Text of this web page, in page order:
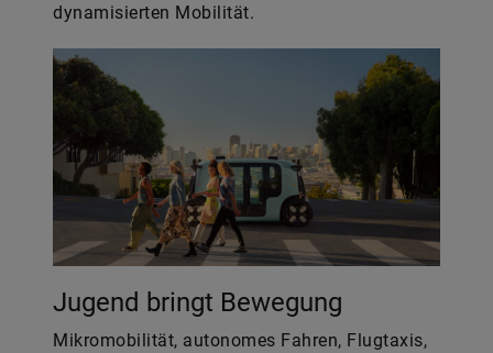
dynamisierten Mobilität.
Jugend bringt Bewegung
Mikromobilität, autonomes Fahren, Flugtaxis,